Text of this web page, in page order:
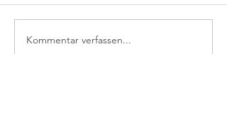
Kommentar verfassen...